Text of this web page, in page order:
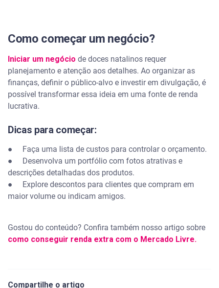
Como começar um negócio?
Iniciar um negócio de doces natalinos requer
planejamento e atenção aos detalhes. Ao organizar as
finanças, definir o público-alvo e investir em divulgação, é
possível transformar essa ideia em uma fonte de renda
lucrativa.
Dicas para começar:
● Faça uma lista de custos para controlar o orçamento.
● Desenvolva um portfólio com fotos atrativas e
descrições detalhadas dos produtos.
● Explore descontos para clientes que compram em
maior volume ou indicam amigos.
Gostou do conteúdo? Confira também nosso artigo sobre
como conseguir renda extra com o Mercado Livre.
Compartilhe o artigo